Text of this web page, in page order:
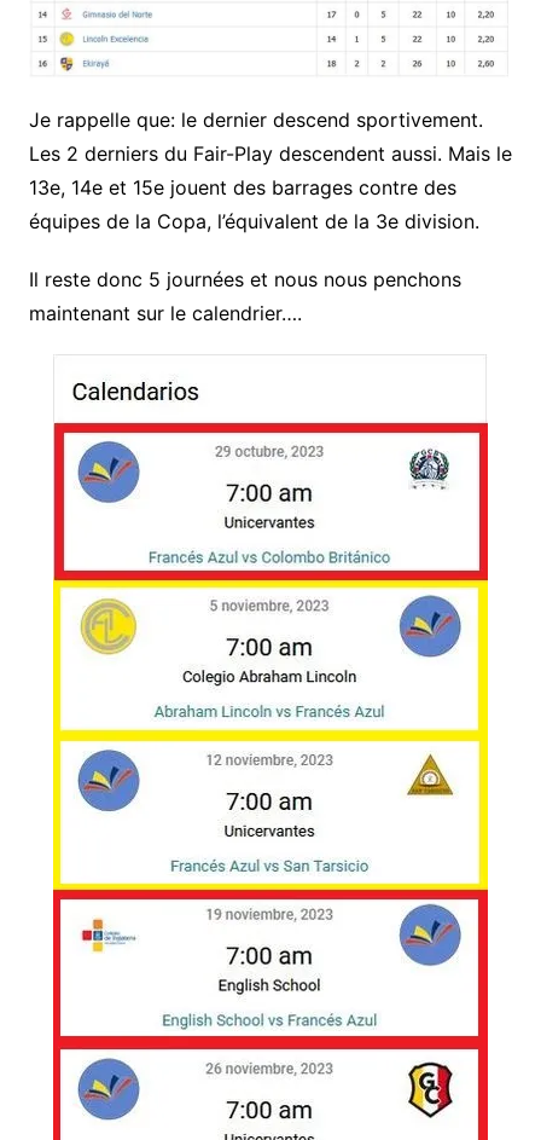
Je rappelle que: le dernier descend sportivement.
Les 2 derniers du Fair-Play descendent aussi. Mais le
13e, 14e et 15e jouent des barrages contre des
équipes de la Copa, l’équivalent de la 3e division.
Il reste donc 5 journées et nous nous penchons
maintenant sur le calendrier….